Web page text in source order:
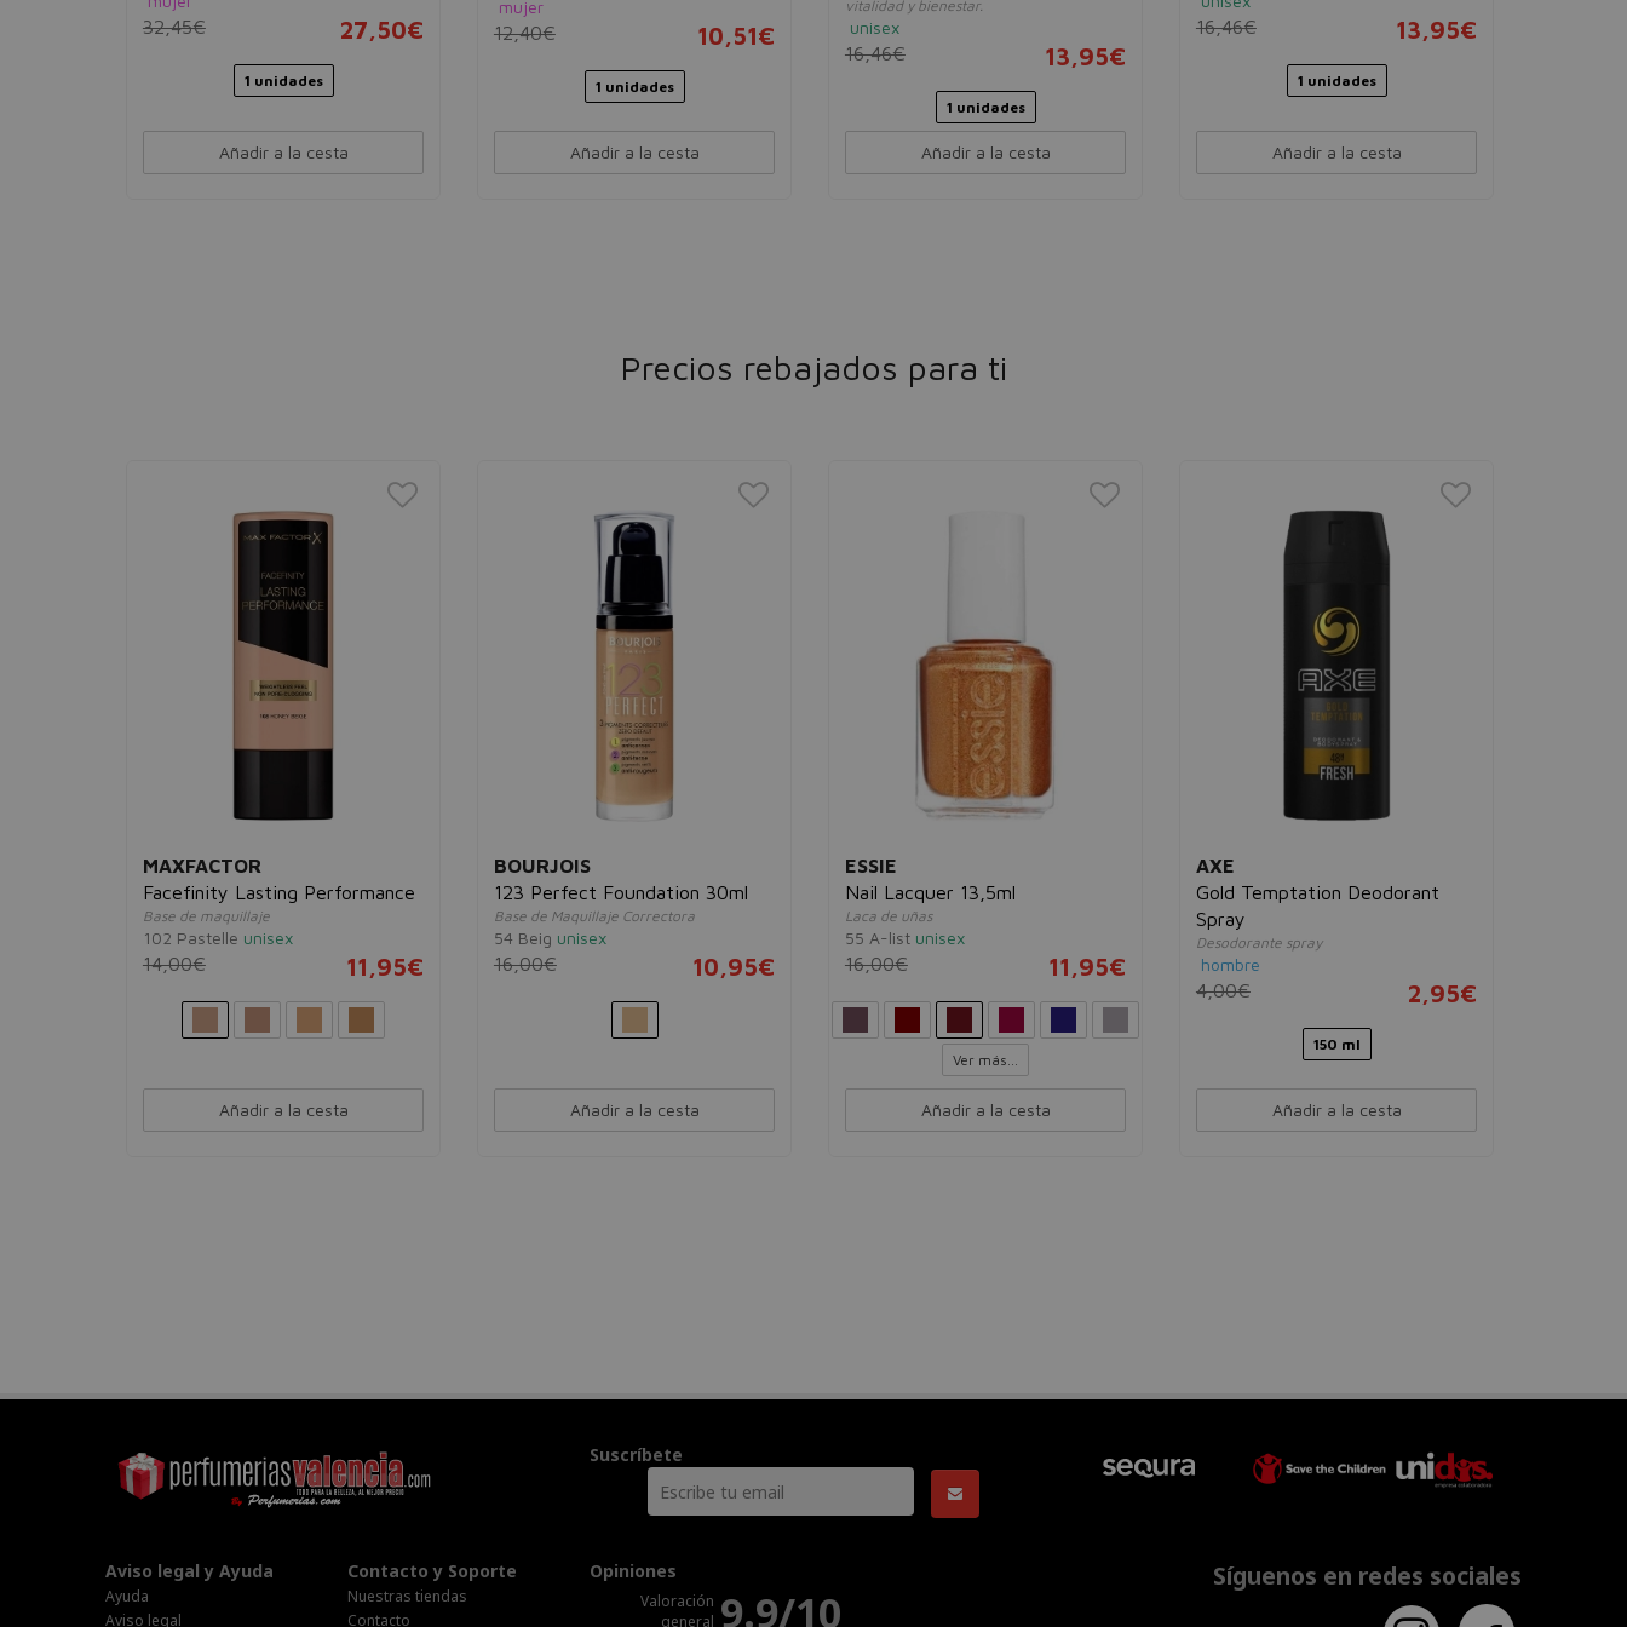
32,45€ 27,50€
1 unidades
Añadir a la cesta
mujer
12,40€ 10,51€
1 unidades
Añadir a la cesta
vitalidad y bienestar.
unisex
16,46€ 13,95€
1 unidades
Añadir a la cesta
16,46€ 13,95€
1 unidades
Añadir a la cesta
Precios rebajados para ti
MAXFACTOR
Facefinity Lasting Performance
Base de maquillaje
102 Pastelle unisex
14,00€ 11,95€
Añadir a la cesta
BOURJOIS
123 Perfect Foundation 30ml
Base de Maquillaje Correctora
54 Beig unisex
16,00€ 10,95€
Añadir a la cesta
ESSIE
Nail Lacquer 13,5ml
Laca de uñas
55 A-list unisex
16,00€ 11,95€
Ver más...
Añadir a la cesta
AXE
Gold Temptation Deodorant
Spray
Desodorante spray
hombre
4,00€ 2,95€
150 ml
Añadir a la cesta
Suscríbete
Aviso legal y Ayuda
Ayuda
Aviso legal
Contacto y Soporte
Nuestras tiendas
Contacto
Opiniones
Valoración
general 9.9/10
Síguenos en redes sociales